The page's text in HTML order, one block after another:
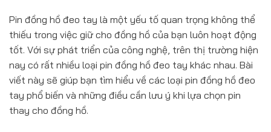
Pin đồng hồ đeo tay là một yếu tố quan trọng không thể
thiếu trong việc giữ cho đồng hồ của bạn luôn hoạt động
tốt. Với sự phát triển của công nghệ, trên thị trường hiện
nay có rất nhiều loại pin đồng hồ đeo tay khác nhau. Bài
viết này sẽ giúp bạn tìm hiểu về các loại pin đồng hồ đeo
tay phổ biến và những điều cần lưu ý khi lựa chọn pin
thay cho đồng hồ.